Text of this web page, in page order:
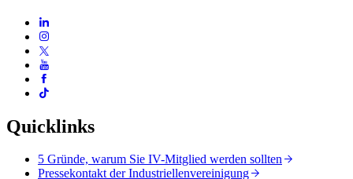
Quicklinks
5 Gründe, warum Sie IV-Mitglied werden sollten
Pressekontakt der Industriellenvereinigung